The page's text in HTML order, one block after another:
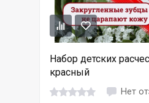
Набор детских
красный
Нет